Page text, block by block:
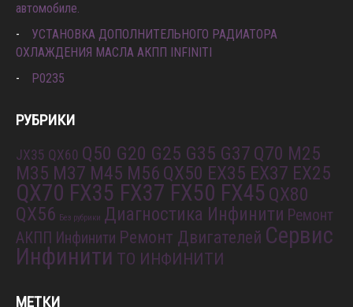
автомобиле.
УСТАНОВКА ДОПОЛНИТЕЛЬНОГО РАДИАТОРА
ОХЛАЖДЕНИЯ МАСЛА АКПП INFINITI
P0235
РУБРИКИ
JX35 QX60 Q50 G20 G25 G35 G37 Q70 M25
M35 M37 M45 M56 QX50 EX35 EX37 EX25
QX70 FX35 FX37 FX50 FX45 QX80
QX56 Без рубрики Диагностика Инфинити Ремонт
АКПП Инфинити Ремонт Двигателей Сервис
Инфинити ТО ИНФИНИТИ
МЕТКИ